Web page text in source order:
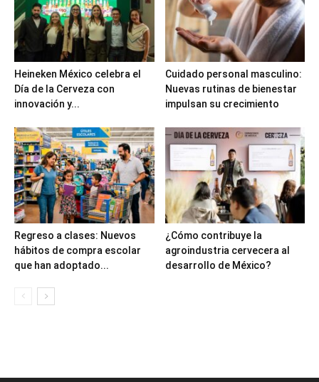
Heineken México celebra el
Día de la Cerveza con
innovación y...
Cuidado personal masculino:
Nuevas rutinas de bienestar
impulsan su crecimiento
Regreso a clases: Nuevos
hábitos de compra escolar
que han adoptado...
¿Cómo contribuye la
agroindustria cervecera al
desarrollo de México?